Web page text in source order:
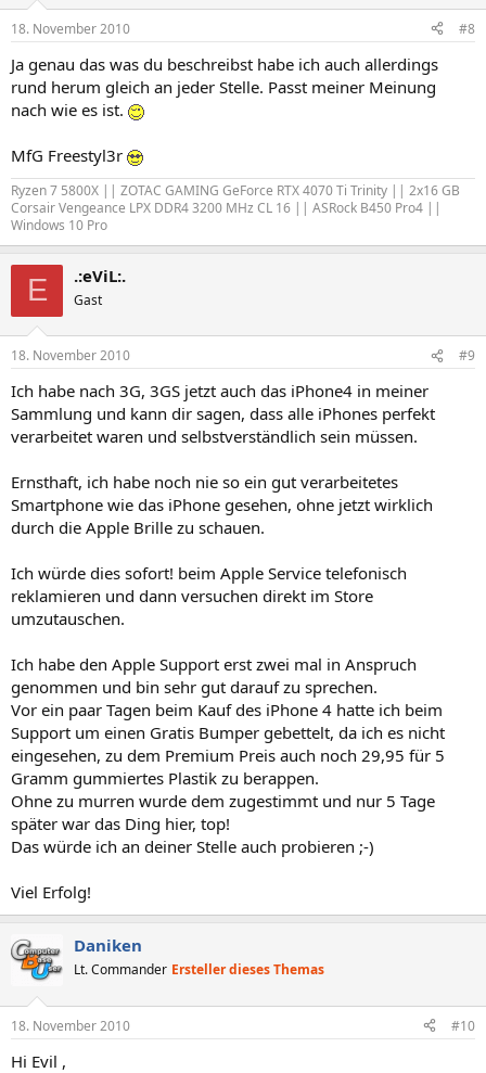
18. November 2010 #8
Ja genau das was du beschreibst habe ich auch allerdings
rund herum gleich an jeder Stelle. Passt meiner Meinung
nach wie es ist.
MfG Freestyl3r
Ryzen 7 5800X || ZOTAC GAMING GeForce RTX 4070 Ti Trinity || 2x16 GB
Corsair Vengeance LPX DDR4 3200 MHz CL 16 || ASRock B450 Pro4 ||
Windows 10 Pro
E .:eViL:.
Gast
18. November 2010 #9
Ich habe nach 3G, 3GS jetzt auch das iPhone4 in meiner
Sammlung und kann dir sagen, dass alle iPhones perfekt
verarbeitet waren und selbstverständlich sein müssen.
Ernsthaft, ich habe noch nie so ein gut verarbeitetes
Smartphone wie das iPhone gesehen, ohne jetzt wirklich
durch die Apple Brille zu schauen.
Ich würde dies sofort! beim Apple Service telefonisch
reklamieren und dann versuchen direkt im Store
umzutauschen.
Ich habe den Apple Support erst zwei mal in Anspruch
genommen und bin sehr gut darauf zu sprechen.
Vor ein paar Tagen beim Kauf des iPhone 4 hatte ich beim
Support um einen Gratis Bumper gebettelt, da ich es nicht
eingesehen, zu dem Premium Preis auch noch 29,95 für 5
Gramm gummiertes Plastik zu berappen.
Ohne zu murren wurde dem zugestimmt und nur 5 Tage
später war das Ding hier, top!
Das würde ich an deiner Stelle auch probieren ;-)
Viel Erfolg!
Daniken
Lt. Commander Ersteller dieses Themas
18. November 2010 #10
Hi Evil ,